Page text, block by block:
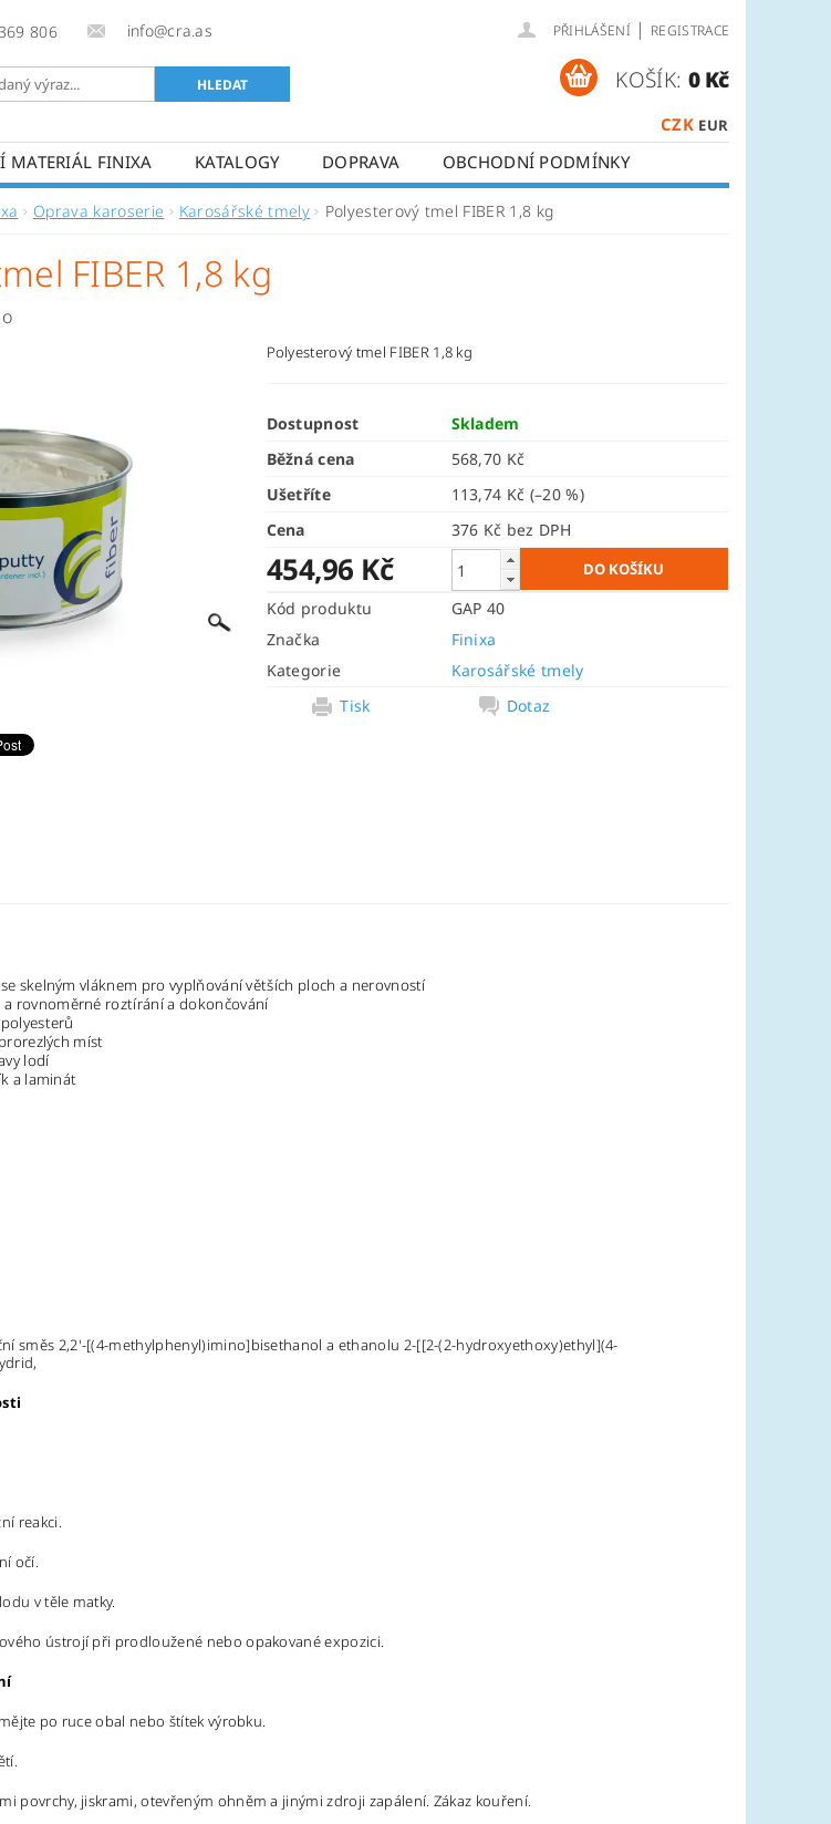
806 info@cra.as PŘIHLÁŠENÍ | REGISTRACE
CZK EUR
KOŠÍK: 0 Kč
MATERIÁL FINIXA KATALOGY DOPRAVA
OBCHODNÍ PODMÍNKY
Oprava karoserie Karosářské tmely Polyesterový tmel FIBER 1,8 kg
FIBER 1,8 kg
Polyesterový tmel FIBER 1,8 kg
Dostupnost
Skladem
Běžná cena
568,70 Kč
Ušetříte
113,74 Kč (–20 %)
Cena
376 Kč bez DPH
454,96 Kč
Kód produktu
GAP 40
Značka
Finixa
Kategorie
Karosářské tmely
Tisk
Dotaz
skelným vláknem pro vyplňování větších ploch a nerovností
rovnoměrné roztírání a dokončování
míst
lodí
a laminát
směs 2,2'-[(4-methylphenyl)imino]bisethanol a ethanolu 2-[[2-(2-hydroxyethoxy)ethyl](4-
reakci.
očí.
v těle matky.
ústrojí při prodloužené nebo opakované expozici.
po ruce obal nebo štítek výrobku.
povrchy, jiskrami, otevřeným ohněm a jinými zdroji zapálení. Zákaz kouření.